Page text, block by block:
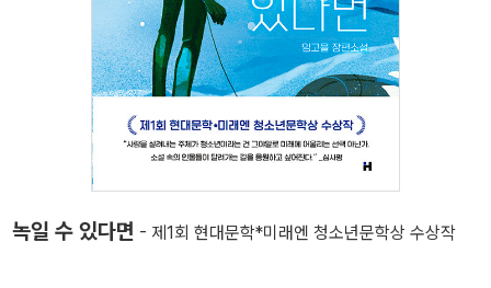
녹일 수 있다면 - 제1회 현대문학*미래엔 청소년문학상 수상작